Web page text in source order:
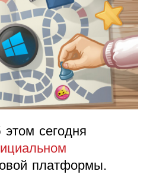
сегодня
платформы.